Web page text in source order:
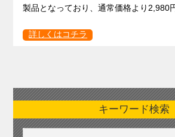
製品となっており、通常価格より2,980
詳しくはコチラ
キーワード検索